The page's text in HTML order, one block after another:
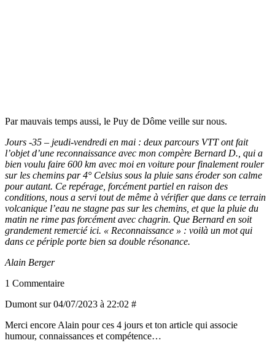
Par mauvais temps aussi, le Puy de Dôme veille sur nous.
Jours -35 – jeudi-vendredi en mai : deux parcours VTT ont fait
l’objet d’une reconnaissance avec mon compère Bernard D., qui a
bien voulu faire 600 km avec moi en voiture pour finalement rouler
sur les chemins par 4° Celsius sous la pluie sans éroder son calme
pour autant. Ce repérage, forcément partiel en raison des
conditions, nous a servi tout de même à vérifier que dans ce terrain
volcanique l’eau ne stagne pas sur les chemins, et que la pluie du
matin ne rime pas forcément avec chagrin. Que Bernard en soit
grandement remercié ici. « Reconnaissance » : voilà un mot qui
dans ce périple porte bien sa double résonance.
Alain Berger
1 Commentaire
Dumont sur 04/07/2023 à 22:02 #
Merci encore Alain pour ces 4 jours et ton article qui associe
humour, connaissances et compétence…